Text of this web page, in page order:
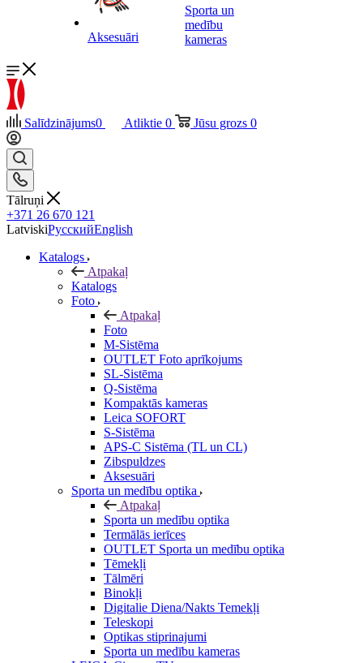
Aksesuāri
Sporta un
medību
kameras
Salīdzinājums0 Atliktie 0 Jūsu grozs 0
Tālruņi
+371 26 670 121
LatviskiРусскийEnglish
Katalogs
Atpakaļ
Katalogs
Foto
Atpakaļ
Foto
M-Sistēma
OUTLET Foto aprīkojums
SL-Sistēma
Q-Sistēma
Kompaktās kameras
Leica SOFORT
S-Sistēma
APS-C Sistēma (TL un CL)
Zibspuldzes
Aksesuāri
Sporta un medību optika
Atpakaļ
Sporta un medību optika
Termālās ierīces
OUTLET Sporta un medību optika
Tēmekļi
Tālmēri
Binokļi
Digitalie Diena/Nakts Temekļi
Teleskopi
Optikas stiprinajumi
Sporta un medību kameras